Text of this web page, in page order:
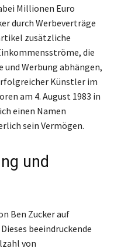
Millionen Euro
durch Werbeverträge
zusätzliche
die
und Werbung abhängen,
Künstler im
am 4. August 1983 in
einen Namen
sein Vermögen.
und
Ben Zucker auf
beeindruckende
von